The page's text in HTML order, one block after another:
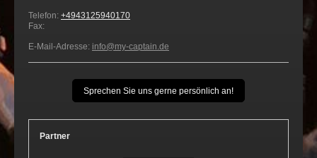
Telefon: +4943125940170
Fax:
E-Mail-Adresse: info@my-captain.de
Sprechen Sie uns gerne persönlich an!
Partner